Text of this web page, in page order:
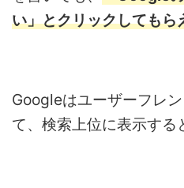
い」とクリックしてもら
Googleはユーザーフレ
て、検索上位に表示する